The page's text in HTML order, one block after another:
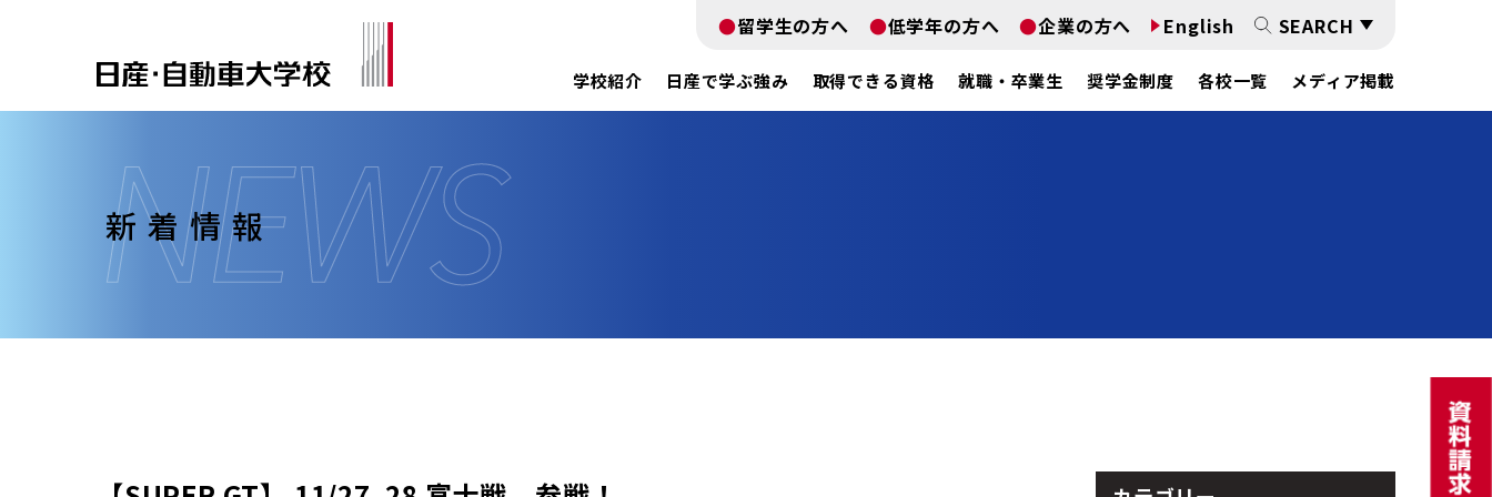
学校紹介 日産で学ぶ強み 取得できる資格 就職・卒業生 奨学金制度 各校一覧 メディア掲載
留学生の方へ 低学年の方へ 企業の方へ English SEARCH
新着情報